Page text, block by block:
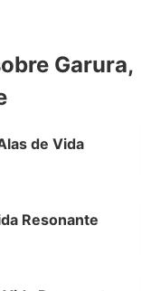
Garura,
de Vida
Resonante